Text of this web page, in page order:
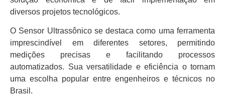
diversos projetos tecnológicos.
O Sensor Ultrassônico se destaca como uma ferramenta
imprescindível em diferentes setores, permitindo
medições precisas e facilitando processos
automatizados. Sua versatilidade e eficiência o tornam
uma escolha popular entre engenheiros e técnicos no
Brasil.